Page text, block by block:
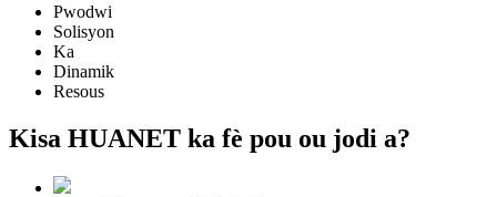
Pwodwi
Solisyon
Ka
Dinamik
Resous
Kisa HUANET ka fè pou ou jodi a?